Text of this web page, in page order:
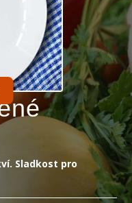
Sladkost pro